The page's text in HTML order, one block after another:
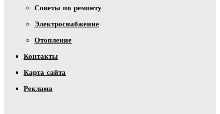
Советы по ремонту
Электроснабжение
Отопление
Контакты
Карта сайта
Реклама